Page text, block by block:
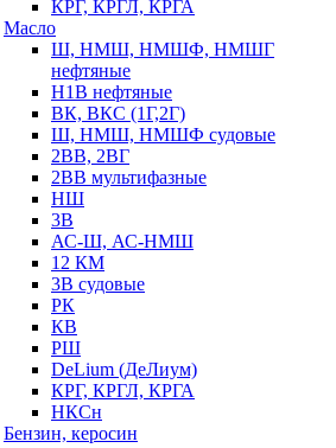
КРГ, КРГЛ, КРГА
Масло
Ш, НМШ, НМШФ, НМШГ
нефтяные
Н1В нефтяные
ВК, ВКС (1Г,2Г)
Ш, НМШ, НМШФ судовые
2ВВ, 2ВГ
2ВВ мультифазные
НШ
3В
АС-Ш, АС-НМШ
12 КМ
3В судовые
РК
КВ
РШ
DeLium (ДеЛиум)
КРГ, КРГЛ, КРГА
НКСн
Бензин, керосин